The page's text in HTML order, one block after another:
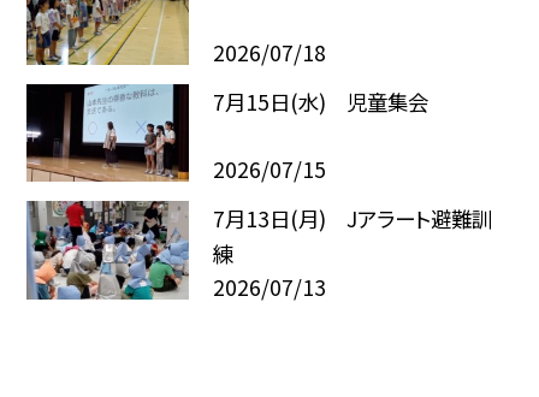
2026/07/18
7月15日(水) 児童集会
2026/07/15
7月13日(月) Jアラート避難訓
練
2026/07/13